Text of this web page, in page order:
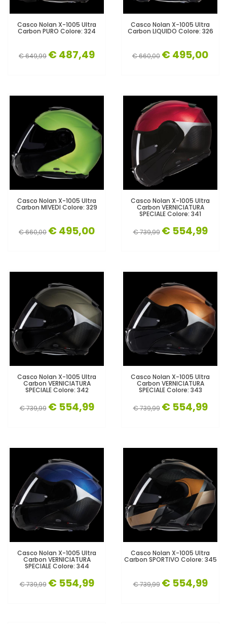
Casco Nolan X-1005 Ultra
Carbon PURO Colore: 324
€ 649,99 € 487,49
Casco Nolan X-1005 Ultra
Carbon LIQUIDO Colore: 326
€ 660,00 € 495,00
Casco Nolan X-1005 Ultra
Carbon MIVEDI Colore: 329
€ 660,00 € 495,00
Casco Nolan X-1005 Ultra
Carbon VERNICIATURA
SPECIALE Colore: 341
€ 739,99 € 554,99
Casco Nolan X-1005 Ultra
Carbon VERNICIATURA
SPECIALE Colore: 342
€ 739,99 € 554,99
Casco Nolan X-1005 Ultra
Carbon VERNICIATURA
SPECIALE Colore: 343
€ 739,99 € 554,99
Casco Nolan X-1005 Ultra
Carbon VERNICIATURA
SPECIALE Colore: 344
€ 739,99 € 554,99
Casco Nolan X-1005 Ultra
Carbon SPORTIVO Colore: 345
€ 739,99 € 554,99